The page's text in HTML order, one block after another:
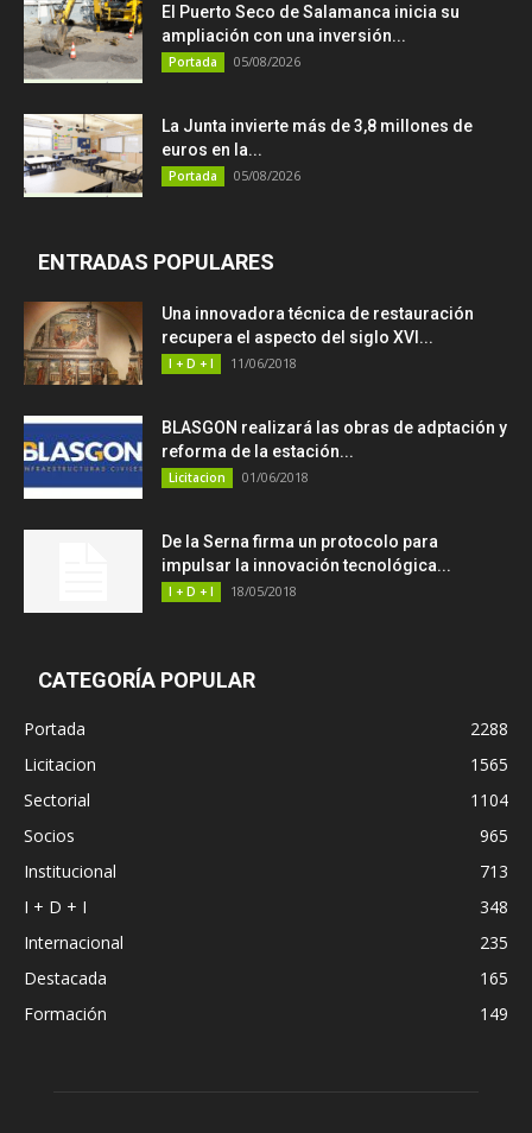
El Puerto Seco de Salamanca inicia su
ampliación con una inversión...
Portada 05/08/2026
La Junta invierte más de 3,8 millones de
euros en la...
Portada 05/08/2026
ENTRADAS POPULARES
Una innovadora técnica de restauración
recupera el aspecto del siglo XVI...
I + D + I 11/06/2018
BLASGON realizará las obras de adptación y
reforma de la estación...
Licitacion 01/06/2018
De la Serna firma un protocolo para
impulsar la innovación tecnológica...
I + D + I 18/05/2018
CATEGORÍA POPULAR
Portada
2288
Licitacion
1565
Sectorial
1104
Socios
965
Institucional
713
I + D + I
348
Internacional
235
Destacada
165
Formación
149